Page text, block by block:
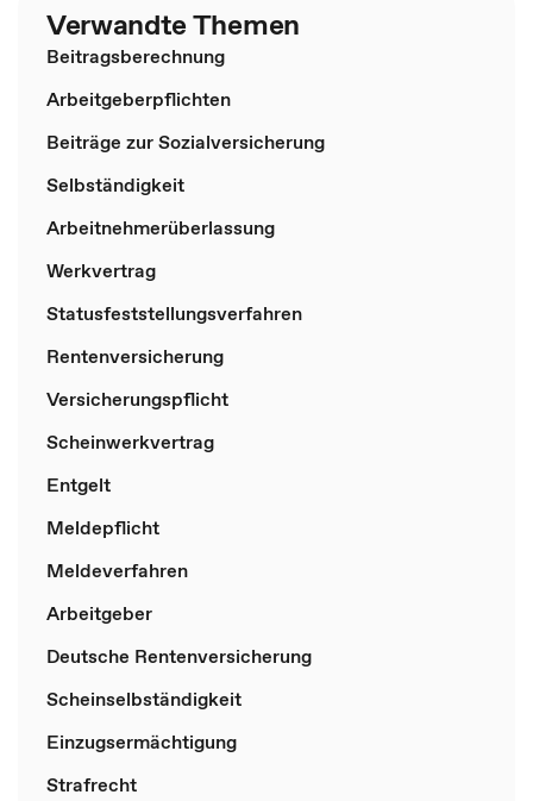
Verwandte Themen
Beitragsberechnung
Arbeitgeberpflichten
Beiträge zur Sozialversicherung
Selbständigkeit
Arbeitnehmerüberlassung
Werkvertrag
Statusfeststellungsverfahren
Rentenversicherung
Versicherungspflicht
Scheinwerkvertrag
Entgelt
Meldepflicht
Meldeverfahren
Arbeitgeber
Deutsche Rentenversicherung
Scheinselbständigkeit
Einzugsermächtigung
Strafrecht